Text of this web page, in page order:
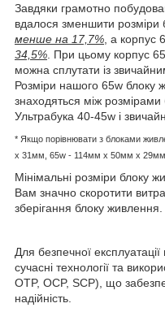
Завдяки грамотно
вдалося зменшити розміри
менше на 17,7% , а корпус
34,5% . При цьому корпус
можна сплутати із
Розміри нашого 65w блоку
знаходяться між
Ультрабука 40-45w і
* Якщо порівнювати з блоками
x 31мм, 65w - 114мм х 50мм x 29мм.
Мінімальні розміри блоку
Вам значно скоротити
зберігання блоку живлення.
Для безпечної
сучасні технології та
OTP, OCP, SCP), що
надійність.